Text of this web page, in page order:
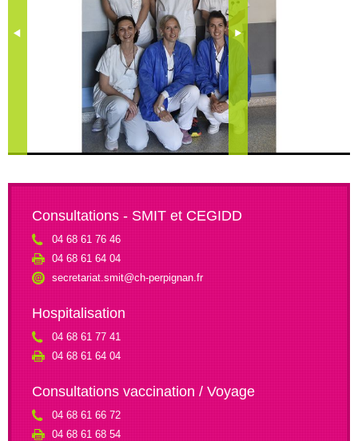
Consultations - SMIT et CEGIDD
04 68 61 76 46
04 68 61 64 04
secretariat.smit@ch-perpignan.fr
Hospitalisation
04 68 61 77 41
04 68 61 64 04
Consultations vaccination / Voyage
04 68 61 66 72
04 68 61 68 54